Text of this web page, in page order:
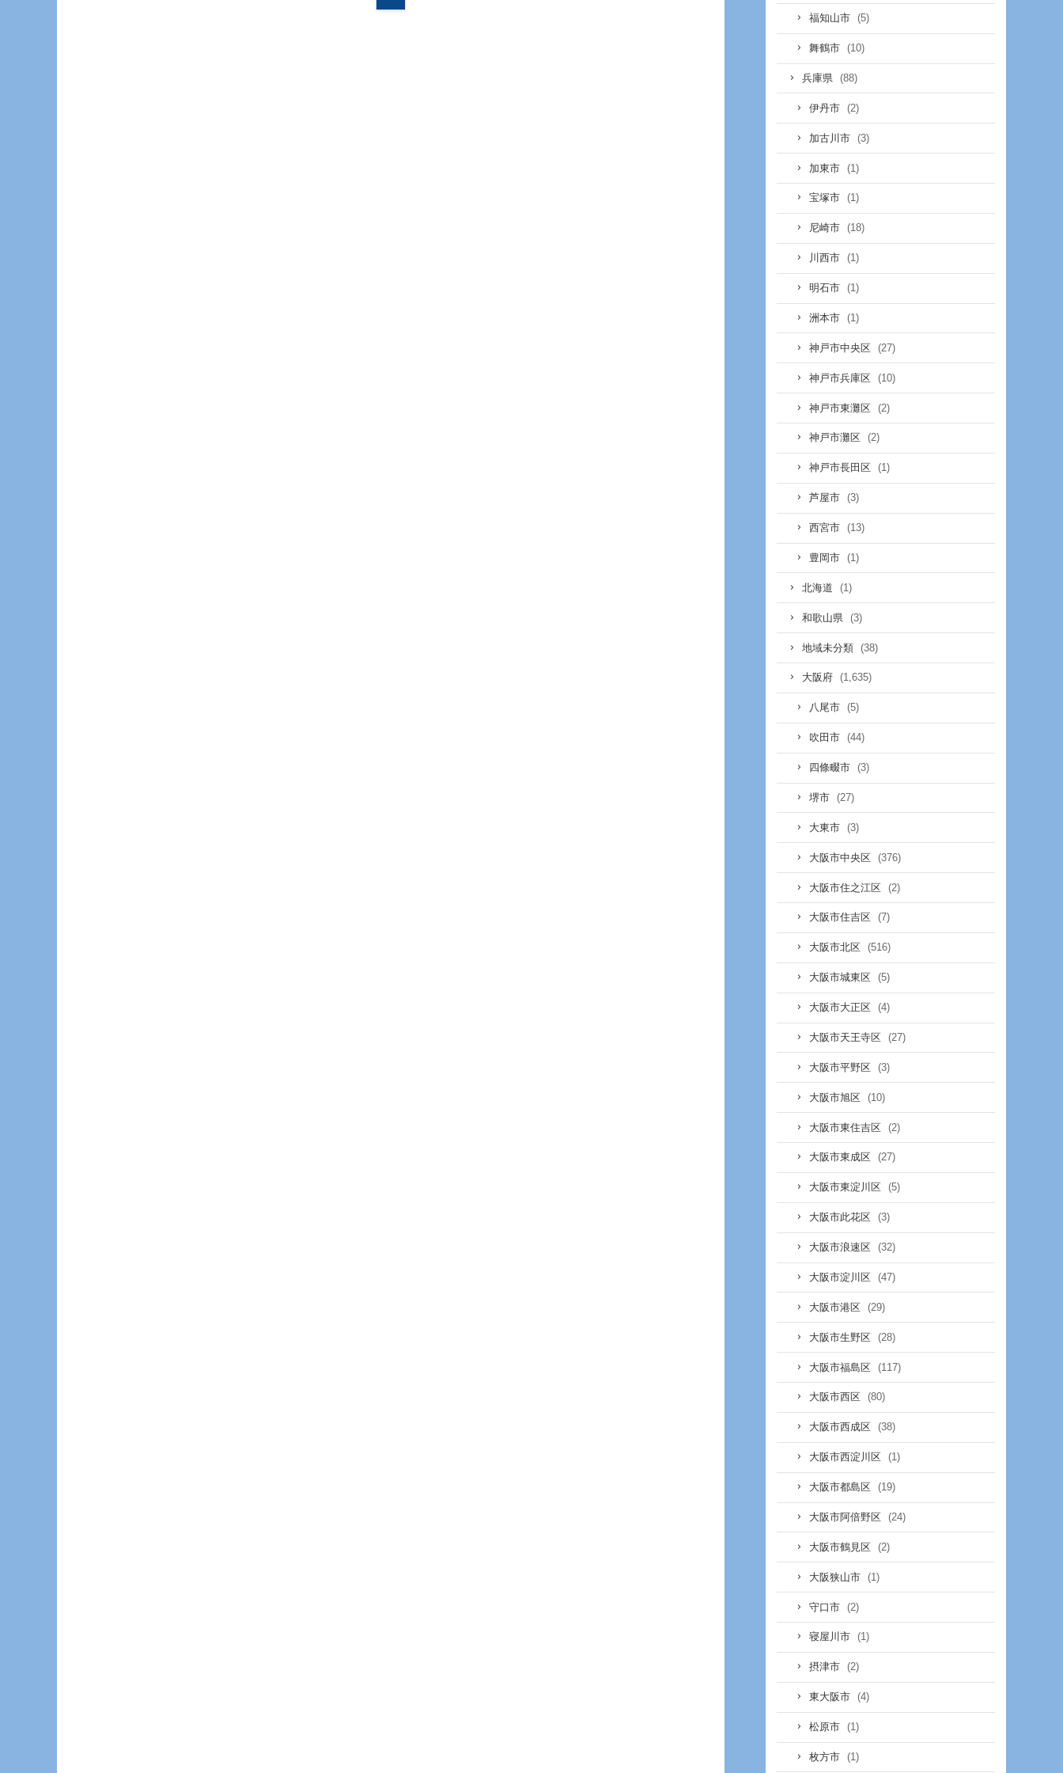
福知山市 (5)
舞鶴市 (10)
兵庫県 (88)
伊丹市 (2)
加古川市 (3)
加東市 (1)
宝塚市 (1)
尼崎市 (18)
川西市 (1)
明石市 (1)
洲本市 (1)
神戸市中央区 (27)
神戸市兵庫区 (10)
神戸市東灘区 (2)
神戸市灘区 (2)
神戸市長田区 (1)
芦屋市 (3)
西宮市 (13)
豊岡市 (1)
北海道 (1)
和歌山県 (3)
地域未分類 (38)
大阪府 (1,635)
八尾市 (5)
吹田市 (44)
四條畷市 (3)
堺市 (27)
大東市 (3)
大阪市中央区 (376)
大阪市住之江区 (2)
大阪市住吉区 (7)
大阪市北区 (516)
大阪市城東区 (5)
大阪市大正区 (4)
大阪市天王寺区 (27)
大阪市平野区 (3)
大阪市旭区 (10)
大阪市東住吉区 (2)
大阪市東成区 (27)
大阪市東淀川区 (5)
大阪市此花区 (3)
大阪市浪速区 (32)
大阪市淀川区 (47)
大阪市港区 (29)
大阪市生野区 (28)
大阪市福島区 (117)
大阪市西区 (80)
大阪市西成区 (38)
大阪市西淀川区 (1)
大阪市都島区 (19)
大阪市阿倍野区 (24)
大阪市鶴見区 (2)
大阪狭山市 (1)
守口市 (2)
寝屋川市 (1)
摂津市 (2)
東大阪市 (4)
松原市 (1)
枚方市 (1)